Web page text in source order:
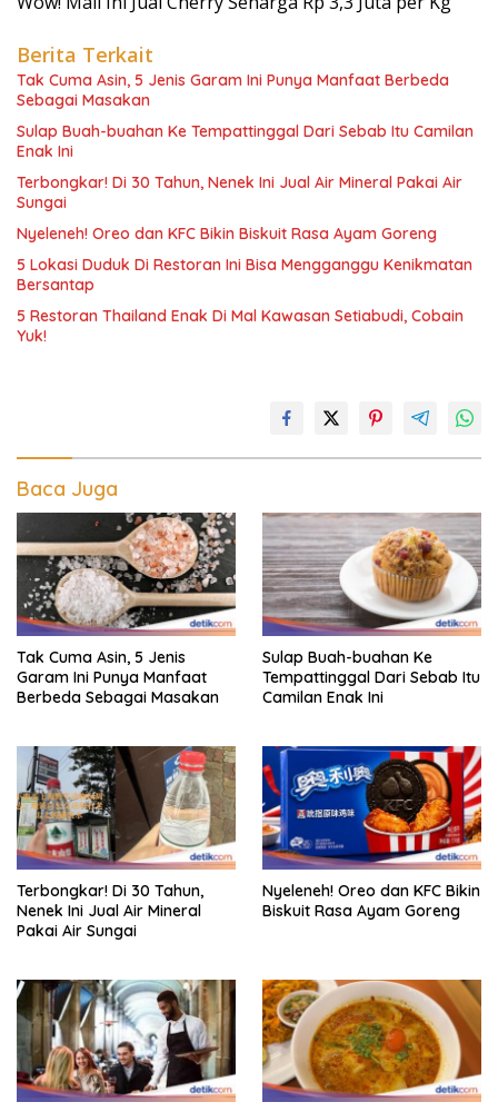
Berita Terkait
Tak Cuma Asin, 5 Jenis Garam Ini Punya Manfaat Berbeda
Sebagai Masakan
Sulap Buah-buahan Ke Tempattinggal Dari Sebab Itu Camilan
Enak Ini
Terbongkar! Di 30 Tahun, Nenek Ini Jual Air Mineral Pakai Air
Sungai
Nyeleneh! Oreo dan KFC Bikin Biskuit Rasa Ayam Goreng
5 Lokasi Duduk Di Restoran Ini Bisa Mengganggu Kenikmatan
Bersantap
5 Restoran Thailand Enak Di Mal Kawasan Setiabudi, Cobain
Yuk!
Baca Juga
Tak Cuma Asin, 5 Jenis
Garam Ini Punya Manfaat
Berbeda Sebagai Masakan
Sulap Buah-buahan Ke
Tempattinggal Dari Sebab Itu
Camilan Enak Ini
Terbongkar! Di 30 Tahun,
Nenek Ini Jual Air Mineral
Pakai Air Sungai
Nyeleneh! Oreo dan KFC Bikin
Biskuit Rasa Ayam Goreng